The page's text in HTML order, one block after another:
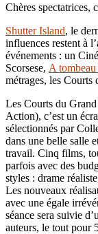
Chères spectatrices,
Shutter Island, le
influences restent à
événements : un
Scorsese, A
métrages, les Courts
Les Courts du
Action), c’est un
sélectionnés par
dans une belle salle
travail. Cinq films,
parfois avec des
styles : drame
Les nouveaux
avec une égale
séance sera suivie
auteurs, le tout pour